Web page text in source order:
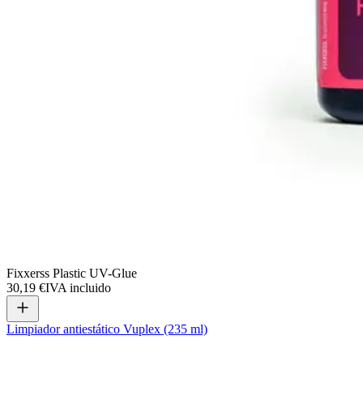
Fixxerss Plastic UV-Glue
30,19 €IVA incluido
Limpiador antiestático Vuplex (235 ml)